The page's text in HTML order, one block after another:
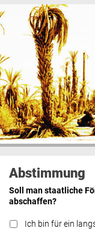
Abstimmung
Soll man staatliche
abschaffen?
Ich bin für ein